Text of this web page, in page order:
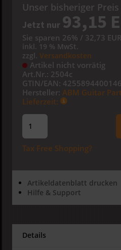
Unser bisheriger Preis
Jetzt nur 93,15
Sie sparen 26% / 32,73 EUR
inkl. 19 % MwSt.
zzgl.Versandkosten
Artikel nicht vorrätig
Art.Nr.: 2504c
GTIN/EAN: 4255894400146
Hersteller: ABM Guitar
Lieferzeit:
Tax Free Shopping?
Artikeldatenblatt drucken
Hilfe & Support
Details